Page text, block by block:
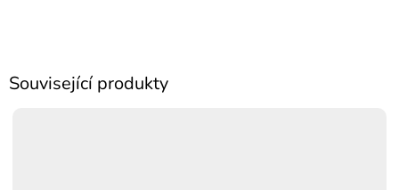
Související produkty